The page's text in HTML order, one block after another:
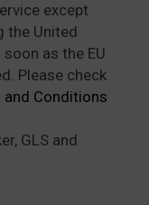
except
the United
as the EU
Please check
and Conditions
GLS and